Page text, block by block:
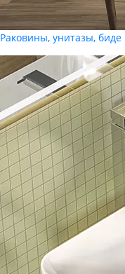
Раковины, унитазы, биде